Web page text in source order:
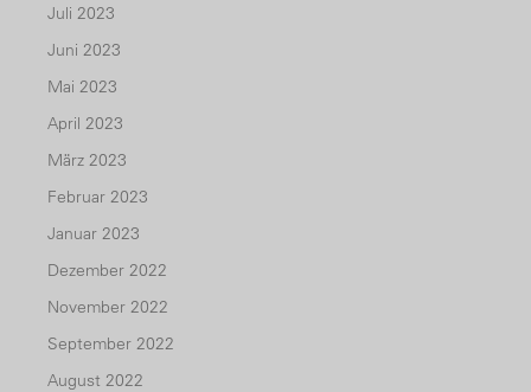
Juli 2023
Juni 2023
Mai 2023
April 2023
März 2023
Februar 2023
Januar 2023
Dezember 2022
November 2022
September 2022
August 2022